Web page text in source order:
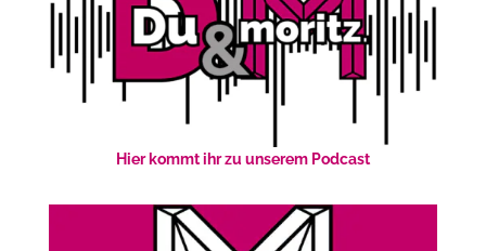
Hier kommt ihr zu unserem Podcast